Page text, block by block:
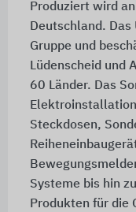
Produziert wird
Deutschland.
Gruppe und
Lüdenscheid und
60 Länder. Das
Steckdosen,
Systeme bis hin
Produkten für die